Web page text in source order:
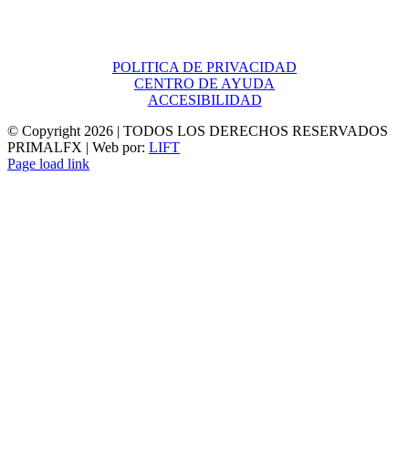
POLITICA DE PRIVACIDAD
CENTRO DE AYUDA
ACCESIBILIDAD
© Copyright 2026 | TODOS LOS DERECHOS RESERVADOS
PRIMALFX | Web por: LIFT
Page load link